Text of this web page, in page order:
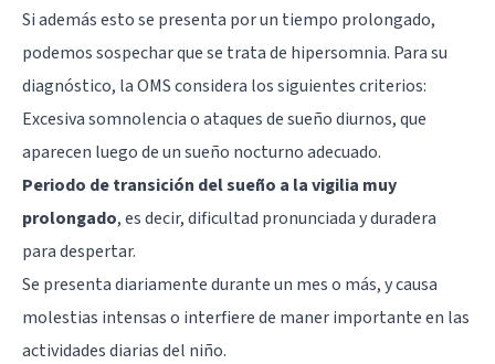
Si además esto se presenta por un tiempo prolongado,
podemos sospechar que se trata de hipersomnia. Para su
diagnóstico, la OMS considera los siguientes criterios:
Excesiva somnolencia o ataques de sueño diurnos, que
aparecen luego de un sueño nocturno adecuado.
Periodo de transición del sueño a la vigilia muy
prolongado, es decir, dificultad pronunciada y duradera
para despertar.
Se presenta diariamente durante un mes o más, y causa
molestias intensas o interfiere de maner importante en las
actividades diarias del niño.